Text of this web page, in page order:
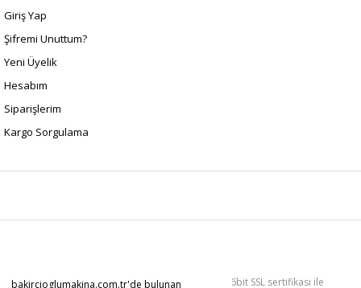
bakircioglumakina.com.tr'de bulunan
Giriş Yap
Şifremi Unuttum?
Yeni Üyelik
Hesabım
Siparişlerim
Kargo Sorgulama
Copyright 2022 © Kredi kartı bilgileriniz 256bit SSL sertifikası ile